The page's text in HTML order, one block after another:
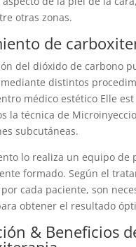
otras zonas.
de
del dióxido de carbono
distintos
médico estético Elle est
la técnica de
subcutáneas.
lo realiza un equipo de
formado. Según el
cada paciente, son
obtener el resultado
& Beneficios